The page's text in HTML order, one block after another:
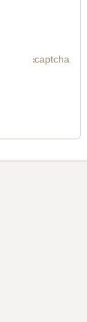
captcha: